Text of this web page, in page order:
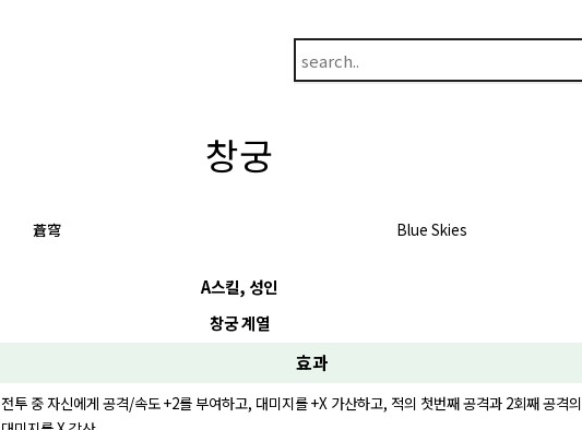
창궁
蒼穹 Blue Skies
A스킬, 성인
창궁 계열
효과
전투 중 자신에게 공격/속도 +2를 부여하고, 대미지를 +X 가산하고, 적의 첫번째 공격과 2회째 공격의